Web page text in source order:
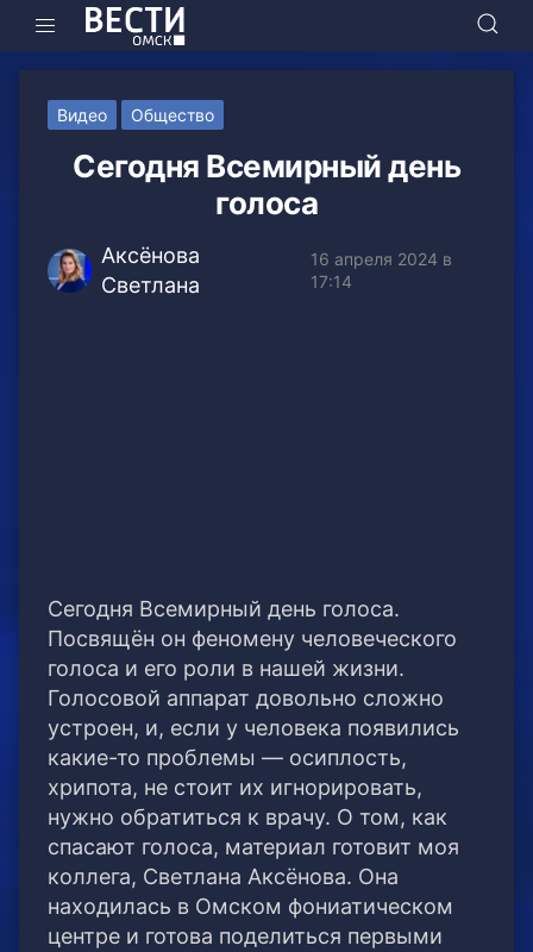
Видео Общество
Сегодня Всемирный день
голоса
Аксёнова
Светлана
16 апреля 2024 в
17:14
Сегодня Всемирный день голоса.
Посвящён он феномену человеческого
голоса и его роли в нашей жизни.
Голосовой аппарат довольно сложно
устроен, и, если у человека появились
какие-то проблемы — осиплость,
хрипота, не стоит их игнорировать,
нужно обратиться к врачу. О том, как
спасают голоса, материал готовит моя
коллега, Светлана Аксёнова. Она
находилась в Омском фониатическом
центре и готова поделиться первыми